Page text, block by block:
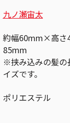
九ノ瀬宙太
約幅60mm×高
85mm
※挟み込みの髪の
イズです。
ポリエステル